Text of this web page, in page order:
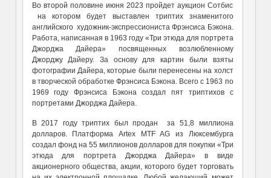
Во второй половине июня 2023 пройдет аукцион Сотбис
на котором будет выставлен триптих знаменитого
английского художник-экспрессиониста Фрэнсиса Бэкона.
Работа, написанная в 1963 году «Три этюда для портрета
Джорджа Дайера» посвященных возлюбленному
Джорджу Дайеру. За основу для картин были взяты
фотографии Дайера, которые были перенесены на холст
в творческой обработке Фрэнсиса Бэкона. Всего с 1963 по
1969 году Фрэнсиса Бэкона создал пят триптихов с
портретами Джорджа Дайера.
В 2017 году триптих был продан за 51,8 миллиона
долларов. Платформа Artex MTF AG из Люксембурга
создал фонд на 55 миллионов долларов для покупки «Три
этюда для портрета Джорджа Дайера» в виде
акционерного общества, акции, которого будет торговать